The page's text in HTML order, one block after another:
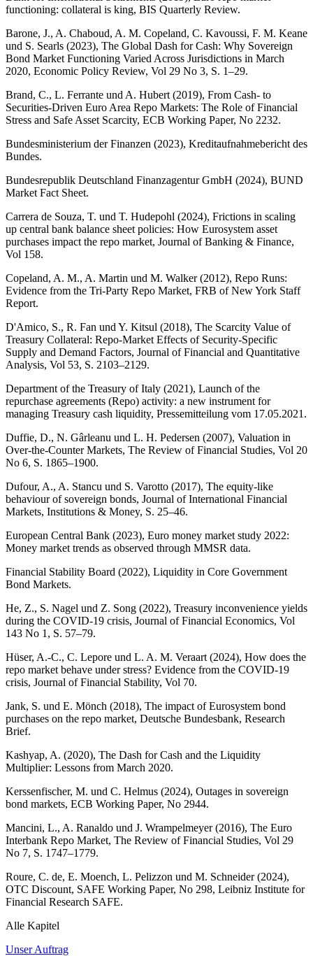
functioning: collateral is king, BIS Quarterly Review.
Barone, J., A. Chaboud, A. M. Copeland, C. Kavoussi, F. M. Keane
und S. Searls (2023), The Global Dash for Cash: Why Sovereign
Bond Market Functioning Varied Across Jurisdictions in March
2020, Economic Policy Review, Vol 29 No 3, S. 1–29.
Brand, C., L. Ferrante und A. Hubert (2019), From Cash- to
Securities-Driven Euro Area Repo Markets: The Role of Financial
Stress and Safe Asset Scarcity, ECB Working Paper, No 2232.
Bundesministerium der Finanzen (2023), Kreditaufnahmebericht des
Bundes.
Bundesrepublik Deutschland FinanzagenturGmbH (2024), BUND
Market Fact Sheet.
Carrera de Souza, T. und T. Hudepohl (2024), Frictions in scaling
up central bank balance sheet policies: How Eurosystem asset
purchases impact the repo market, Journal of Banking & Finance,
Vol 158.
Copeland, A. M., A. Martin und M. Walker (2012), Repo Runs:
Evidence from the Tri-Party Repo Market, FRB of New York Staff
Report.
D'Amico, S., R. Fan und Y. Kitsul (2018), The Scarcity Value of
Treasury Collateral: Repo-Market Effects of Security-Specific
Supply and Demand Factors, Journal of Financial and Quantitative
Analysis, Vol 53, S. 2103–2129.
Department of the Treasury of Italy (2021), Launch of the
repurchase agreements (Repo) activity: a new instrument for
managing Treasury cash liquidity, Pressemitteilung vom 17.05.2021.
Duffie, D., N. Gârleanu und L. H. Pedersen (2007), Valuation in
Over-the-Counter Markets, The Review of Financial Studies, Vol 20
No 6, S. 1865–1900.
Dufour, A., A. Stancu und S. Varotto (2017), The equity-like
behaviour of sovereign bonds, Journal of International Financial
Markets, Institutions & Money, S. 25–46.
European Central Bank (2023), Euro money market study 2022:
Money market trends as observed through MMSR data.
Financial Stability Board (2022), Liquidity in Core Government
Bond Markets.
He, Z., S. Nagel und Z. Song (2022), Treasury inconvenience yields
during the COVID-19 crisis, Journal of Financial Economics, Vol
143 No 1, S. 57–79.
Hüser, A.-C., C. Lepore und L. A. M. Veraart (2024), How does the
repo market behave under stress? Evidence from the COVID-19
crisis, Journal of Financial Stability, Vol 70.
Jank, S. und E. Mönch (2018), The impact of Eurosystem bond
purchases on the repo market, Deutsche Bundesbank, Research
Brief.
Kashyap, A. (2020), The Dash for Cash and the Liquidity
Multiplier: Lessons from March 2020.
Kerssenfischer, M. und C. Helmus (2024), Outages in sovereign
bond markets, ECB Working Paper, No 2944.
Mancini, L., A. Ranaldo und J. Wrampelmeyer (2016), The Euro
Interbank Repo Market, The Review of Financial Studies, Vol 29
No 7, S. 1747–1779.
Roure, C. de, E. Moench, L. Pelizzon und M. Schneider (2024),
OTC Discount, SAFE Working Paper, No 298, Leibniz Institute for
Financial Research SAFE.
Alle Kapitel
Unser Auftrag